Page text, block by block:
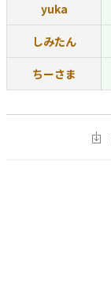
yuka
しみたん
ちーさま